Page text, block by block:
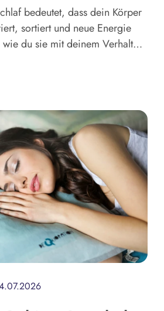
bedeutet, dass dein Körper
sortiert und neue Energie
du sie mit deinem Verhalten